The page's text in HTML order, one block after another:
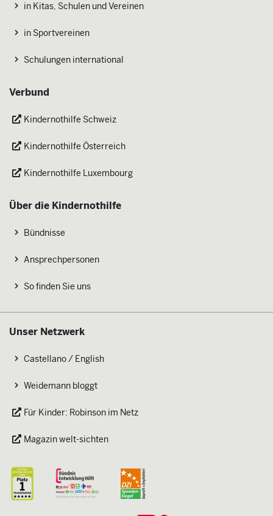
in Kitas, Schulen und Vereinen
in Sportvereinen
Schulungen international
Verbund
Kindernothilfe Schweiz
Kindernothilfe Österreich
Kindernothilfe Luxembourg
Über die Kindernothilfe
Bündnisse
Ansprechpersonen
So finden Sie uns
Unser Netzwerk
Castellano / English
Weidemann bloggt
Für Kinder: Robinson im Netz
Magazin welt-sichten